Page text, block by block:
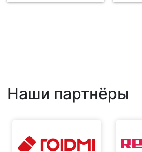
Наши партнёры